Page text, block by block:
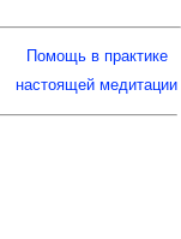
Помощь в практике
настоящей медитации